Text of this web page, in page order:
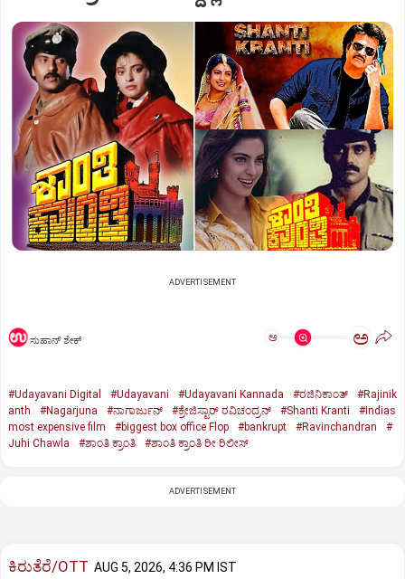
ADVERTISEMENT
ಸುಹಾನ್‌ ಶೇಕ್‌ ಅ ಅ
#Udayavani Digital #Udayavani #Udayavani Kannada #ರಜಿನಿಕಾಂತ್‌
#Rajinik
anth
#Nagarjuna #ನಾಗಾರ್ಜುನ್‌ #ಕ್ರೇಜಿಸ್ಟಾರ್‌ ರವಿಚಂದ್ರನ್‌ #Shanti Kranti
#Indias
most expensive film
#biggest box office Flop #bankrupt #Ravinchandran
#
Juhi Chawla
#ಶಾಂತಿ ಕ್ರಾಂತಿ #ಶಾಂತಿ ಕ್ರಾಂತಿ ರೀ ರಿಲೀಸ್‌
ADVERTISEMENT
ಕಿರುತೆರೆ/OTT AUG 5, 2026, 4:36 PM IST